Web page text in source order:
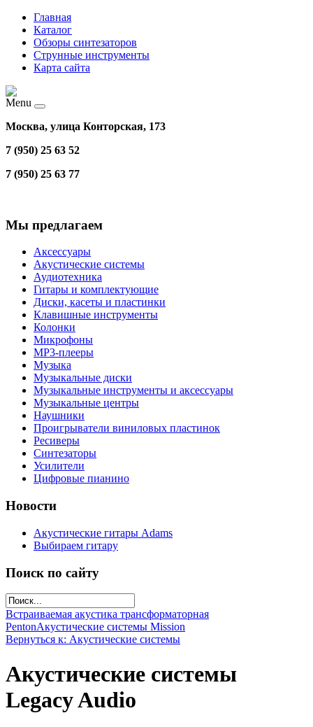
Главная
Каталог
Обзоры синтезаторов
Струнные инструменты
Карта сайта
Menu
Москва, улица Конторская, 173
7 (950) 25 63 52
7 (950) 25 63 77
Мы предлагаем
Аксессуары
Акустические системы
Аудиотехника
Гитары и комплектующие
Диски, касеты и пластинки
Клавишные инструменты
Колонки
Микрофоны
МР3-плееры
Музыка
Музыкальные диски
Музыкальные инструменты и аксессуары
Музыкальные центры
Наушники
Проигрыватели виниловых пластинок
Ресиверы
Синтезаторы
Усилители
Цифровые пианино
Новости
Акустические гитары Adams
Выбираем гитару
Поиск по сайту
Встраиваемая акустика трансформаторная
PentonАкустические системы Mission
Вернуться к: Акустические системы
Акустические системы
Legacy Audio